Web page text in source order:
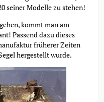
seiner Modelle zu stehen!
kommt man am
Passend dazu dieses
früherer Zeiten
hergestellt wurde.